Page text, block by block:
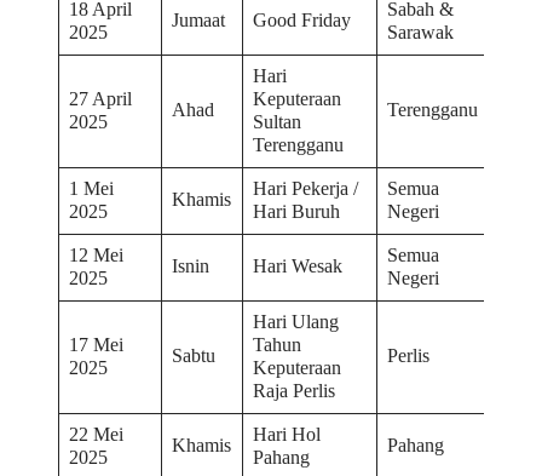
18 April
2025
Jumaat Good Friday
Sabah &
Sarawak
27 April
2025
Ahad
Hari
Keputeraan
Sultan
Terengganu
Terengganu
1 Mei
2025
Khamis
Hari Pekerja /
Hari Buruh
Semua
Negeri
12 Mei
2025
Isnin Hari Wesak
Semua
Negeri
17 Mei
2025
Sabtu
Hari Ulang
Tahun
Keputeraan
Raja Perlis
Perlis
22 Mei
2025
Khamis
Hari Hol
Pahang
Pahang